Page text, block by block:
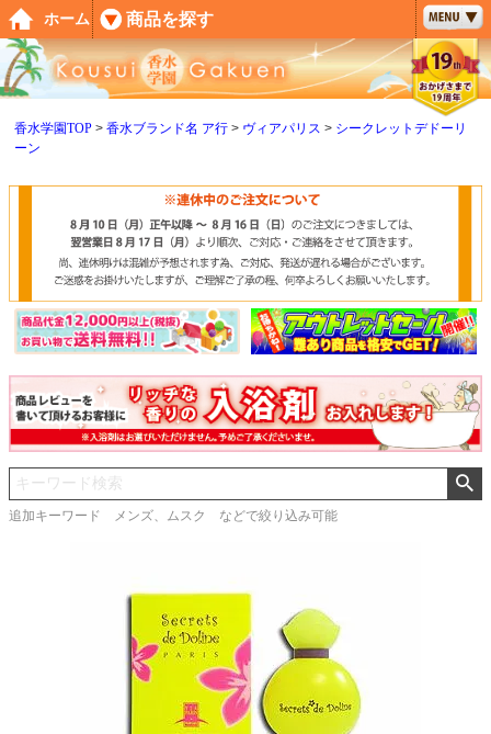
香水学園TOP 香水ブランド名 ア行 ヴィアパリス
シークレットデドーリ
ーン
追加キーワード メンズ、ムスク などで絞り込み可能
ペー
ジト
ップ
へ
ホーム 商品を探す